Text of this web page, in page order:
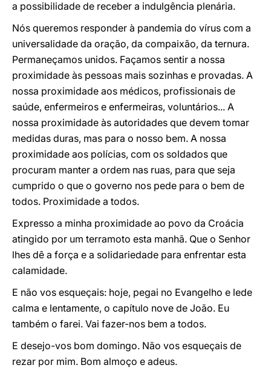
a possibilidade de receber a indulgência plenária.
Nós queremos responder à pandemia do vírus com a
universalidade da oração, da compaixão, da ternura.
Permaneçamos unidos. Façamos sentir a nossa
proximidade às pessoas mais sozinhas e provadas. A
nossa proximidade aos médicos, profissionais de
saúde, enfermeiros e enfermeiras, voluntários... A
nossa proximidade às autoridades que devem tomar
medidas duras, mas para o nosso bem. A nossa
proximidade aos polícias, com os soldados que
procuram manter a ordem nas ruas, para que seja
cumprido o que o governo nos pede para o bem de
todos. Proximidade a todos.
Expresso a minha proximidade ao povo da Croácia
atingido por um terramoto esta manhã. Que o Senhor
lhes dê a força e a solidariedade para enfrentar esta
calamidade.
E não vos esqueçais: hoje, pegai no Evangelho e lede
calma e lentamente, o capítulo nove de João. Eu
também o farei. Vai fazer-nos bem a todos.
E desejo-vos bom domingo. Não vos esqueçais de
rezar por mim. Bom almoço e adeus.